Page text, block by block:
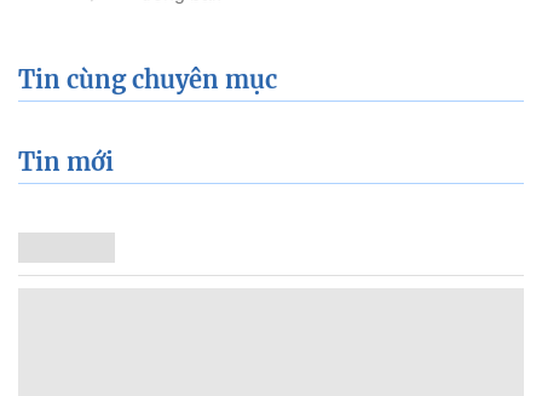
Tin cùng chuyên mục
Tin mới